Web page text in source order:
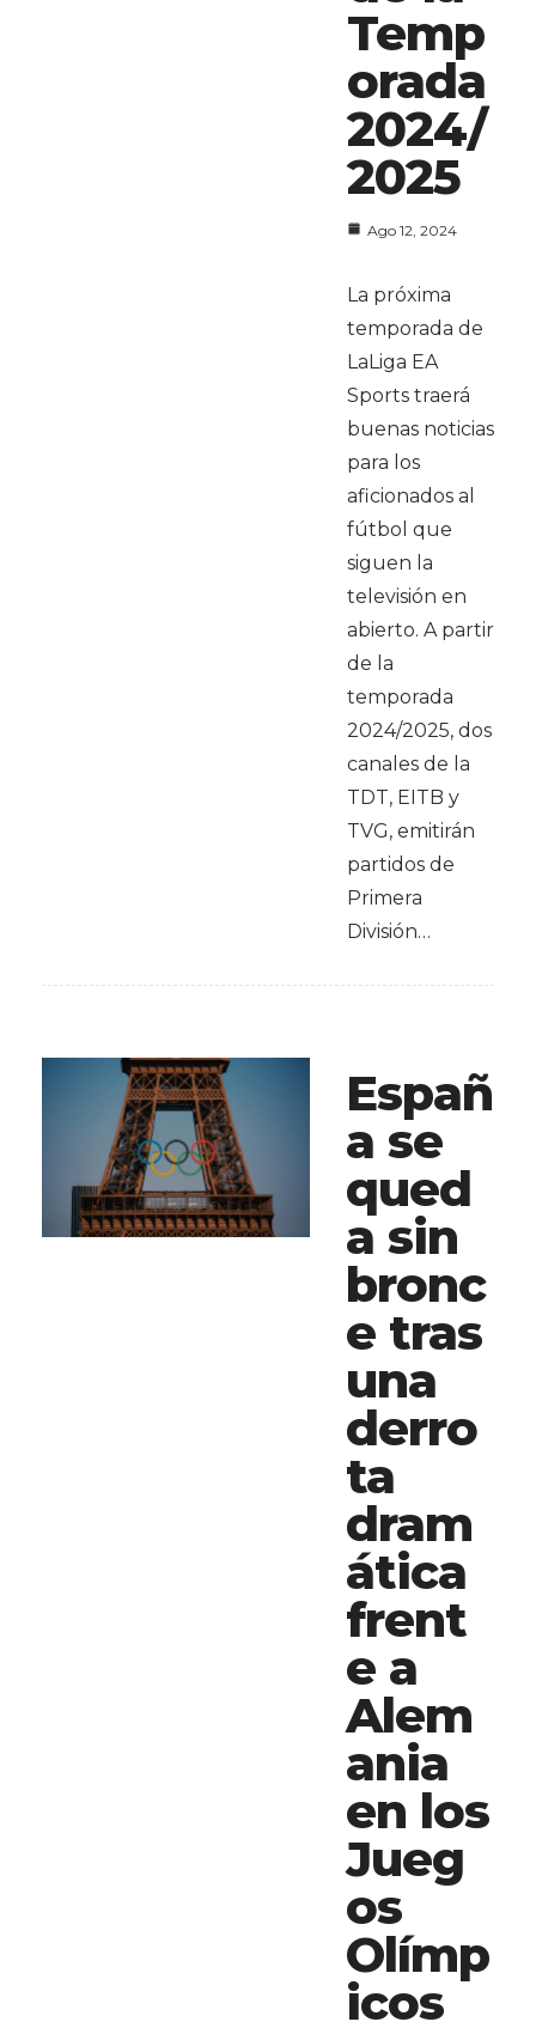
Temp
orada
2024/
2025
Ago 12, 2024
La próxima
temporada de
LaLiga EA
Sports traerá
buenas noticias
para los
aficionados al
fútbol que
siguen la
televisión en
abierto. A partir
de la
temporada
2024/2025, dos
canales de la
TDT, EITB y
TVG, emitirán
partidos de
Primera
División…
Españ
a se
qued
a sin
bronc
e tras
una
derro
ta
dram
ática
frent
e a
Alem
ania
en los
Jueg
os
Olímp
icos